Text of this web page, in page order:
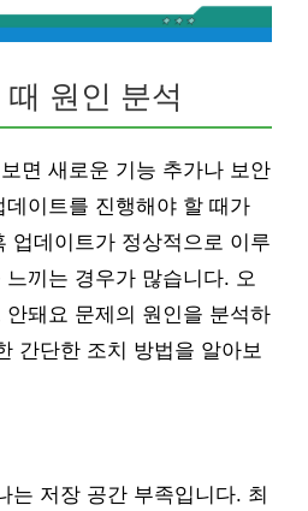
원인 분석
면 새로운 기능 추가나 보안
이트를 진행해야 할 때가
업데이트가 정상적으로 이루
끼는 경우가 많습니다. 오
돼요 문제의 원인을 분석하
간단한 조치 방법을 알아보
는 저장 공간 부족입니다. 최